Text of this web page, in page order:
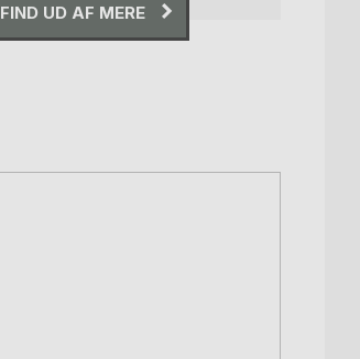
FIND UD AF MERE